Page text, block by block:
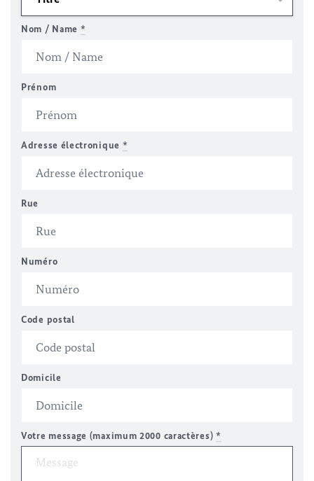
Nom / Name *
Prénom
Adresse électronique *
Rue
Numéro
Code postal
Domicile
Votre message (maximum 2000 caractères) *